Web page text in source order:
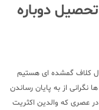
دوباره
کلاف گمشده ای هستیم
نگرانی از به پایان رساندن
در عصری که والدین اکثریت